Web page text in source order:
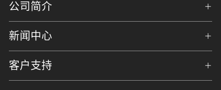
公司简介
新闻中心
客户支持